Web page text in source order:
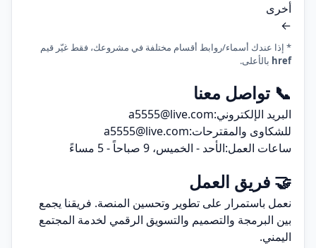
أخرى
←
* إذا عندك أسماء/روابط أقسام مختلفة في مشروعك، فقط غيّر قيم
href بالأعلى.
📞 تواصل معنا
البريد الإلكتروني:a5555@live.com
للشكاوى والمقترحات:a5555@live.com
ساعات العمل:الأحد - الخميس، 9 صباحاً - 5 مساءً
🤝 فريق العمل
نعمل باستمرار على تطوير وتحسين المنصة. فريقنا يجمع
بين البرمجة والتصميم والتسويق الرقمي لخدمة المجتمع
اليمني.